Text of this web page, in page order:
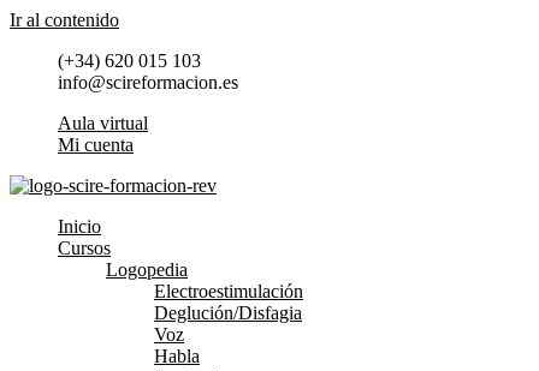
Ir al contenido
(+34) 620 015 103
info@scireformacion.es
Aula virtual
Mi cuenta
Inicio
Cursos
Logopedia
Electroestimulación
Deglución/Disfagia
Voz
Habla